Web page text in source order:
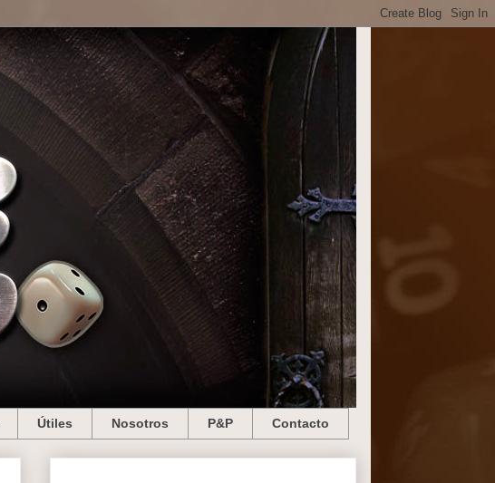
Útiles Nosotros P&P Contacto